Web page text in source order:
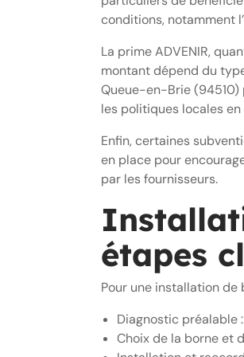
conditions, notamment
La prime ADVENIR,
montant dépend du
Queue-en-Brie (94510)
les politiques locales
Enfin, certaines
en place pour
par les fournisseurs.
étapes
Pour une installation
Diagnostic préalable
Choix de la borne et